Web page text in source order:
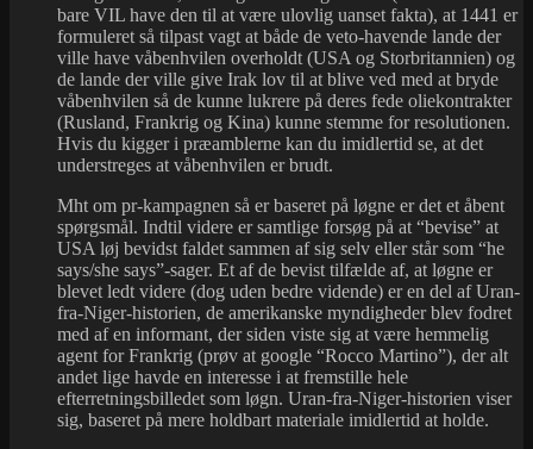
bare VIL have den til at være ulovlig uanset fakta), at 1441 er
formuleret så tilpast vagt at både de veto-havende lande der
ville have våbenhvilen overholdt (USA og Storbritannien) og
de lande der ville give Irak lov til at blive ved med at bryde
våbenhvilen så de kunne lukrere på deres fede oliekontrakter
(Rusland, Frankrig og Kina) kunne stemme for resolutionen.
Hvis du kigger i præamblerne kan du imidlertid se, at det
understreges at våbenhvilen er brudt.
Mht om pr-kampagnen så er baseret på løgne er det et åbent
spørgsmål. Indtil videre er samtlige forsøg på at “bevise” at
USA løj bevidst faldet sammen af sig selv eller står som “he
says/she says”-sager. Et af de bevist tilfælde af, at løgne er
blevet ledt videre (dog uden bedre vidende) er en del af Uran-
fra-Niger-historien, de amerikanske myndigheder blev fodret
med af en informant, der siden viste sig at være hemmelig
agent for Frankrig (prøv at google “Rocco Martino”), der alt
andet lige havde en interesse i at fremstille hele
efterretningsbilledet som løgn. Uran-fra-Niger-historien viser
sig, baseret på mere holdbart materiale imidlertid at holde.